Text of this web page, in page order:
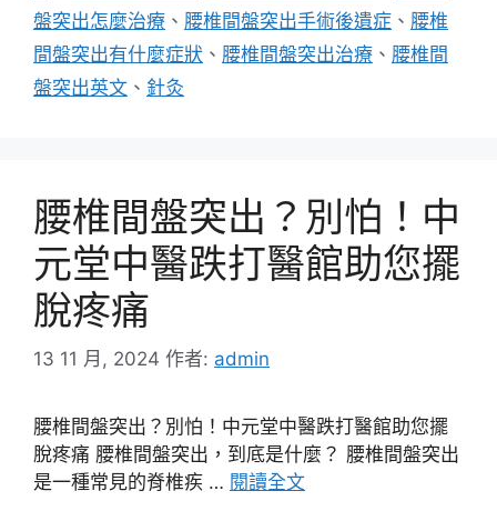
盤突出怎麼治療 、 腰椎間盤突出手術後遺症 、 腰椎
間盤突出有什麼症狀 、 腰椎間盤突出治療 、 腰椎間
盤突出英文 、 針灸
腰椎間盤突出？別怕！中
元堂中醫跌打醫館助您擺
脫疼痛
13 11 月, 2024 作者: admin
腰椎間盤突出？別怕！中元堂中醫跌打醫館助您擺
脫疼痛 腰椎間盤突出，到底是什麼？ 腰椎間盤突出
是一種常見的脊椎疾 … 閱讀全文